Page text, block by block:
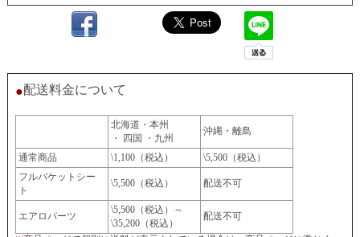
●配送料金について
北海道・本州
・ 四国 ・九州
沖縄・離島
通常商品 \1,100（税込）
\5,500（税込）
フルバケットシー
ト
\5,500（税込） 配送不可
エアロパーツ
\5,500（税込）～
\35,200（税込）
配送不可